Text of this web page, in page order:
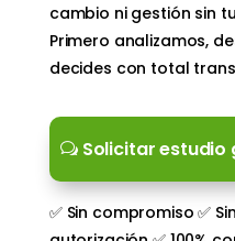
cambio ni gestión sin
Primero analizamos,
decides con total
Solicitar estudio
✅ Sin compromiso ✅